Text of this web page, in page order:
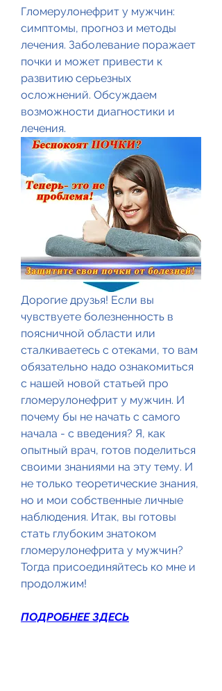
Гломерулонефрит у мужчин:
симптомы, прогноз и методы
лечения. Заболевание поражает
почки и может привести к
развитию серьезных
осложнений. Обсуждаем
возможности диагностики и
лечения.
Дорогие друзья! Если вы
чувствуете болезненность в
поясничной области или
сталкиваетесь с отеками, то вам
обязательно надо ознакомиться
с нашей новой статьей про
гломерулонефрит у мужчин. И
почему бы не начать с самого
начала - с введения? Я, как
опытный врач, готов поделиться
своими знаниями на эту тему. И
не только теоретические знания,
но и мои собственные личные
наблюдения. Итак, вы готовы
стать глубоким знатоком
гломерулонефрита у мужчин?
Тогда присоединяйтесь ко мне и
продолжим!
ПОДРОБНЕЕ ЗДЕСЬ